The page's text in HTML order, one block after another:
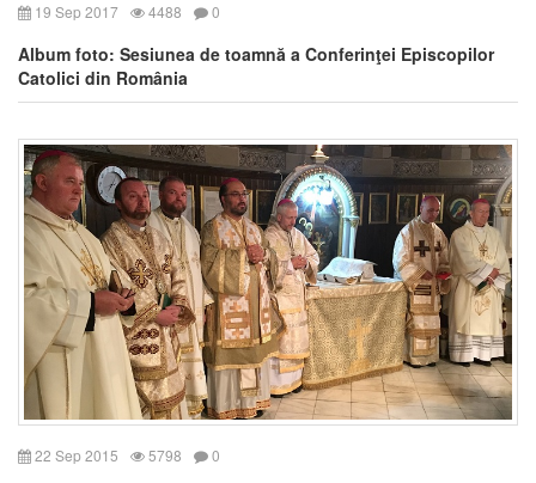
19 Sep 2017 4488 0
Album foto: Sesiunea de toamnă a Conferinţei Episcopilor
Catolici din România
22 Sep 2015 5798 0